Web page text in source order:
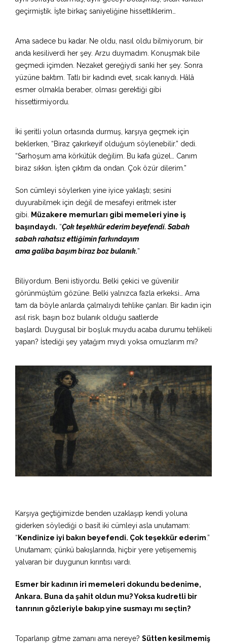
geçirmiştik. İşte birkaç saniyeliğine hissettiklerim…
Ama sadece bu kadar. Ne oldu, nasıl oldu bilmiyorum, bir
anda kesiliverdi her şey. Arzu duymadım. Konuşmak bile
geçmedi içimden. Nezaket gereğiydi sanki her şey. Sonra
yüzüne baktım. Tatlı bir kadındı evet, sıcak kanıydı. Hâlâ
esmer olmakla beraber, olması gerektiği gibi
hissettirmiyordu.
İki şeritli yolun ortasında durmuş, karşıya geçmek için
beklerken, “Biraz çakırkeyif olduğum söylenebilir.” dedi.
“Sarhoşum ama körkütük değilim. Bu kafa güzel… Canım
biraz sıkkın. İşten çıktım da ondan. Çok özür dilerim.”
Son cümleyi söylerken yine iyice yaklaştı; sesini
duyurabilmek için değil de mesafeyi eritmek ister
gibi. Müzakere memurları gibi memeleri yine iş
başındaydı. “Çok teşekkür ederim beyefendi. Sabah
sabah rahatsız ettiğimin farkındayım
ama galiba başım biraz boz bulanık.”
Biliyordum. Beni istiyordu. Belki çekici ve güvenilir
görünmüştüm gözüne. Belki yalnızca fazla erkeksi… Ama
tam da böyle anlarda çalmalıydı tehlike çanları. Bir kadın için
asıl risk, başın boz bulanık olduğu saatlerde
başlardı. Duygusal bir boşluk muydu acaba durumu tehlikeli
yapan? İstediği şey yatağım mıydı yoksa omuzlarım mı?
Karşıya geçtiğimizde benden uzaklaşıp kendi yoluna
giderken söylediği o basit iki cümleyi asla unutamam:
“Kendinize iyi bakın beyefendi. Çok teşekkür ederim .”
Unutamam; çünkü bakışlarında, hiçbir yere yetişememiş
yalvaran bir duygunun kırıntısı vardı.
Esmer bir kadının iri memeleri dokundu bedenime,
Ankara. Buna da şahit oldun mu? Yoksa kudretli bir
tanrının gözleriyle bakıp yine susmayı mı seçtin?
Toparlanıp gitme zamanı ama nereye? Sütten kesilmemiş